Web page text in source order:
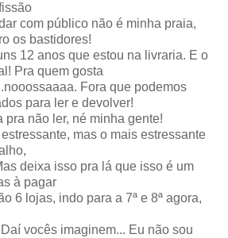
com público não é minha praia,
os bastidores!
12 anos que estou na livraria. E o
Pra quem gosta
Fora que podemos
para ler e devolver!
pra não ler, né minha gente!
mas o mais estressante
deixa isso pra lá que isso é um
à pagar
6 lojas, indo para a 7ª e 8ª agora,
vocês imaginem... Eu não sou